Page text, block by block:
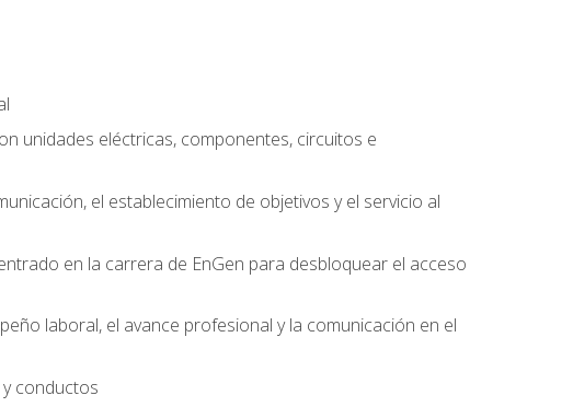
unidades eléctricas, componentes, circuitos e
el establecimiento de objetivos y el servicio al
en la carrera de EnGen para desbloquear el acceso
laboral, el avance profesional y la comunicación en el
conductos